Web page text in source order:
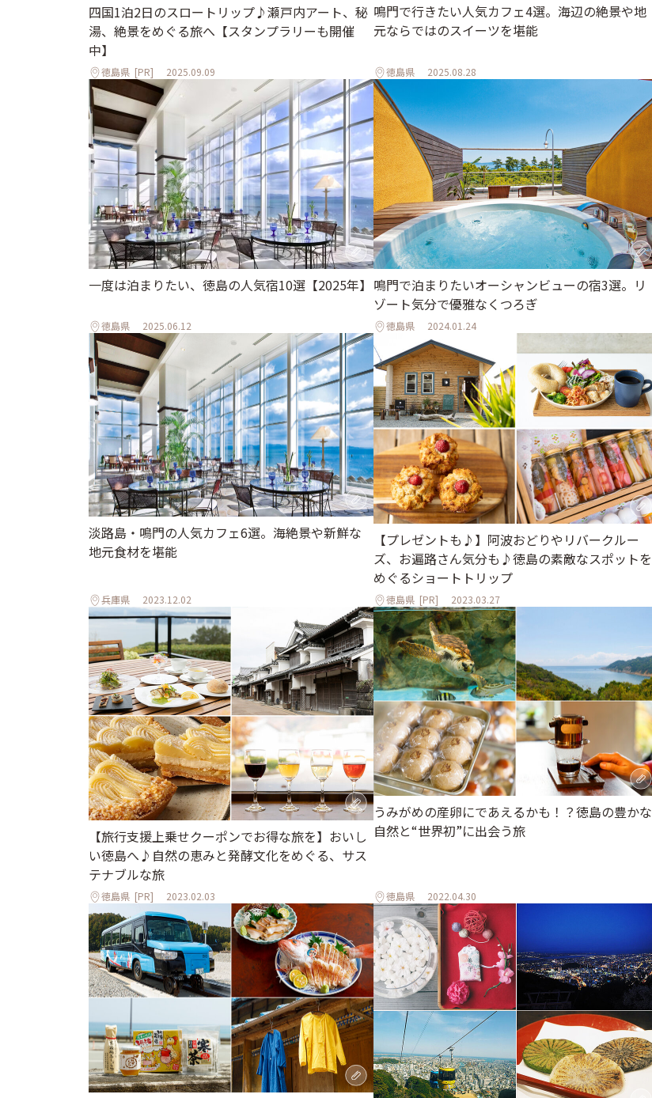
四国1泊2日のスロートリップ♪瀬戸内アート、秘
湯、絶景をめぐる旅へ【スタンプラリーも開催
中】
徳島県 [PR] 2025.09.09
鳴門で行きたい人気カフェ4選。海辺の絶景や地
元ならではのスイーツを堪能
徳島県 2025.08.28
一度は泊まりたい、徳島の人気宿10選【2025年】
徳島県 2025.06.12
鳴門で泊まりたいオーシャンビューの宿3選。リ
ゾート気分で優雅なくつろぎ
徳島県 2024.01.24
淡路島・鳴門の人気カフェ6選。海絶景や新鮮な
地元食材を堪能
兵庫県 2023.12.02
【プレゼントも♪】阿波おどりやリバークルー
ズ、お遍路さん気分も♪徳島の素敵なスポットを
めぐるショートトリップ
徳島県 [PR] 2023.03.27
【旅行支援上乗せクーポンでお得な旅を】おいし
い徳島へ♪自然の恵みと発酵文化をめぐる、サス
テナブルな旅
徳島県 [PR] 2023.02.03
うみがめの産卵にであえるかも！？徳島の豊かな
自然と“世界初”に出会う旅
徳島県 2022.04.30